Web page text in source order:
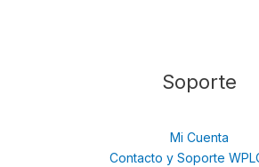
Soporte
Mi Cuenta
Contacto y Soporte